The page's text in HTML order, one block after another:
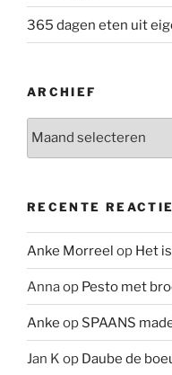
365 dagen eten uit
ARCHIEF
RECENTE
Anke Morreel op Het
Annaop Pesto met
Anke op SPAANS
Jan K op Daube de